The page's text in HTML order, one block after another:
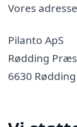
Vores
Pilanto ApS
Rødding
6630 Rødding